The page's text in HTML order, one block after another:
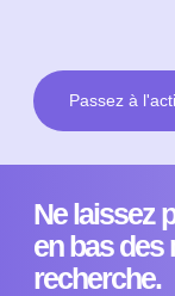
Passez à
Ne laissez
en bas des
recherche.